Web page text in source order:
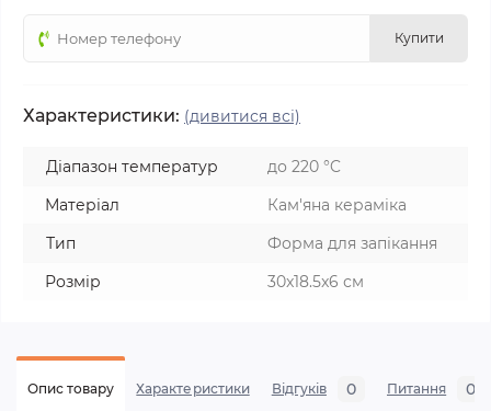
Купити
Характеристики: (дивитися всі)
Діапазон температур
до 220 °C
Матеріал
Кам'яна кераміка
Тип
Форма для запікання
Розмір
30x18.5x6 см
Опис товару Характеристики Відгуків 0 Питання 0